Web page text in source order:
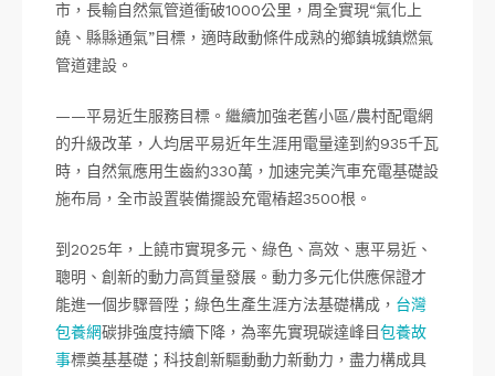
市，長輸自然氣管道衝破1000公里，周全實現“氣化上
饒、縣縣通氣”目標，適時啟動條件成熟的鄉鎮城鎮燃氣
管道建設。
——平易近生服務目標。繼續加強老舊小區/農村配電網
的升級改革，人均居平易近年生涯用電量達到約935千瓦
時，自然氣應用生齒約330萬，加速完美汽車充電基礎設
施布局，全市設置裝備擺設充電樁超3500根。
到2025年，上饒市實現多元、綠色、高效、惠平易近、
聰明、創新的動力高質量發展。動力多元化供應保證才
能進一個步驟晉陞；綠色生產生涯方法基礎構成， 台灣
包養網碳排強度持續下降，為率先實現碳達峰目包養故
事標奠基基礎；科技創新驅動動力新動力，盡力構成具